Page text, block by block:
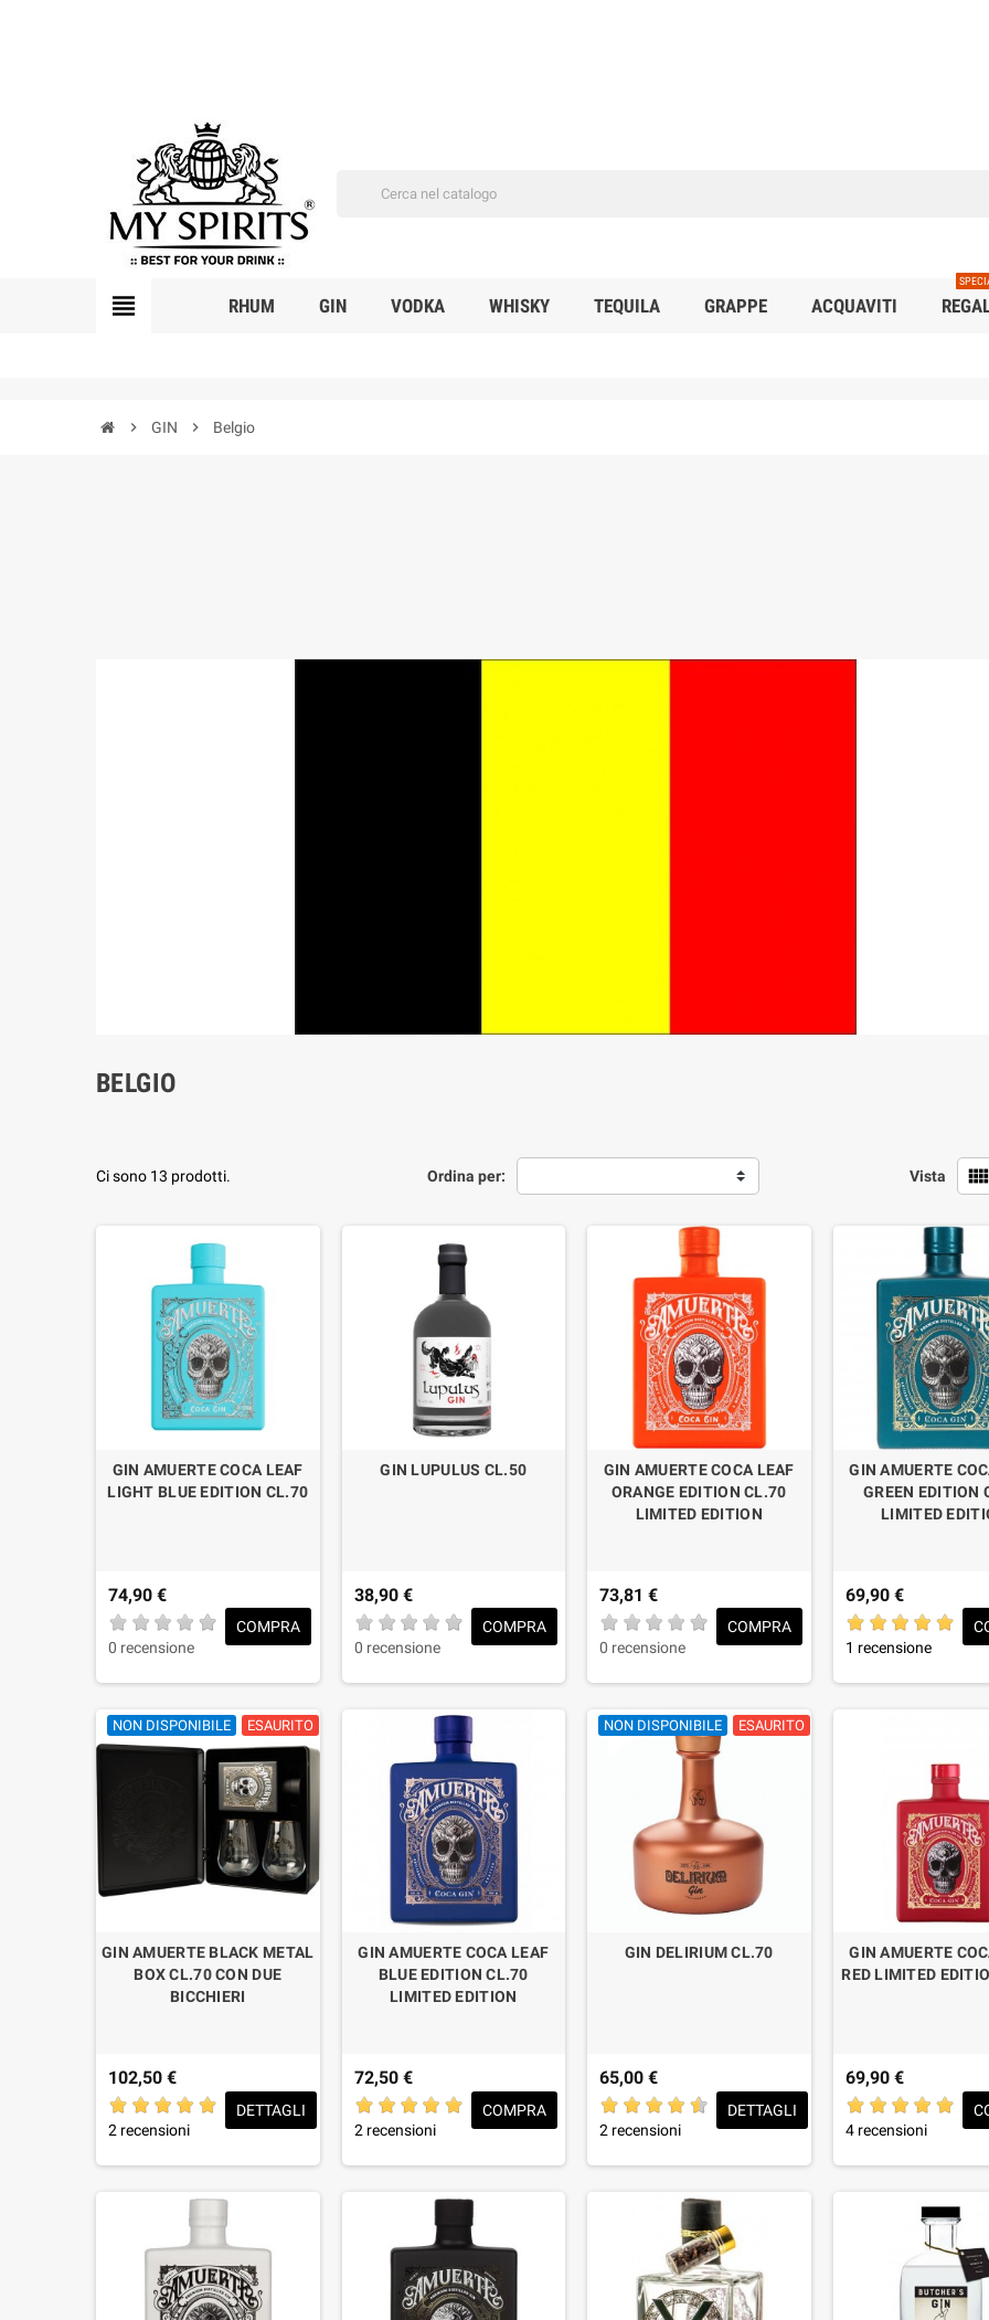
view_headline RHUM GIN VODKA WHISKY TEQUILA GRAPPE ACQUAVITI
chevron_right GIN chevron_right Belgio
BELGIO
Ordina per: Vista view_comfy
Ci sono 13 prodotti.
GIN AMUERTE COCA LEAF
LIGHT BLUE EDITION CL.70
74,90 €
0 recensione
COMPRA
GIN LUPULUS CL.50
38,90 €
0 recensione
COMPRA
GIN AMUERTE COCA LEAF
ORANGE EDITION CL.70
LIMITED EDITION
73,81 €
0 recensione
COMPRA
GIN AMUERTE
GREEN EDITION
LIMITED
69,90 €
1 recensione
NON DISPONIBILE ESAURITO
GIN AMUERTE BLACK METAL
BOX CL.70 CON DUE
BICCHIERI
102,50 €
2 recensioni
DETTAGLI
GIN AMUERTE COCA LEAF
BLUE EDITION CL.70
LIMITED EDITION
72,50 €
2 recensioni
COMPRA
NON DISPONIBILE ESAURITO
GIN DELIRIUM CL.70
65,00 €
2 recensioni
DETTAGLI
GIN AMUERTE
RED LIMITED
69,90 €
4 recensioni